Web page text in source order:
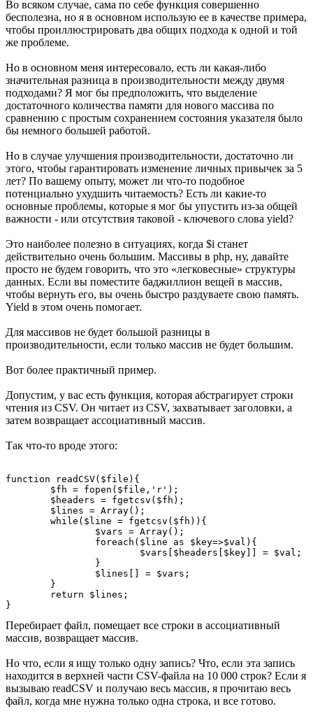
Во всяком случае, сама по себе функция совершенно
бесполезна, но я в основном использую ее в качестве примера,
чтобы проиллюстрировать два общих подхода к одной и той
же проблеме.
Но в основном меня интересовало, есть ли какая-либо
значительная разница в производительности между двумя
подходами? Я мог бы предположить, что выделение
достаточного количества памяти для нового массива по
сравнению с простым сохранением состояния указателя было
бы немного большей работой.
Но в случае улучшения производительности, достаточно ли
этого, чтобы гарантировать изменение личных привычек за 5
лет? По вашему опыту, может ли что-то подобное
потенциально ухудшить читаемость? Есть ли какие-то
основные проблемы, которые я мог бы упустить из-за общей
важности - или отсутствия таковой - ключевого слова yield?
Это наиболее полезно в ситуациях, когда $i станет
действительно очень большим. Массивы в php, ну, давайте
просто не будем говорить, что это «легковесные» структуры
данных. Если вы поместите баджиллион вещей в массив,
чтобы вернуть его, вы очень быстро раздуваете свою память.
Yield в этом очень помогает.
Для массивов не будет большой разницы в
производительности, если только массив не будет большим.
Вот более практичный пример.
Допустим, у вас есть функция, которая абстрагирует строки
чтения из CSV. Он читает из CSV, захватывает заголовки, а
затем возвращает ассоциативный массив.
Так что-то вроде этого:
function readCSV($file){
Перебирает файл, помещает все строки в ассоциативный
массив, возвращает массив.
Но что, если я ищу только одну запись? Что, если эта запись
находится в верхней части CSV-файла на 10 000 строк? Если я
вызываю readCSV и получаю весь массив, я прочитаю весь
файл, когда мне нужна только одна строка, и все готово.